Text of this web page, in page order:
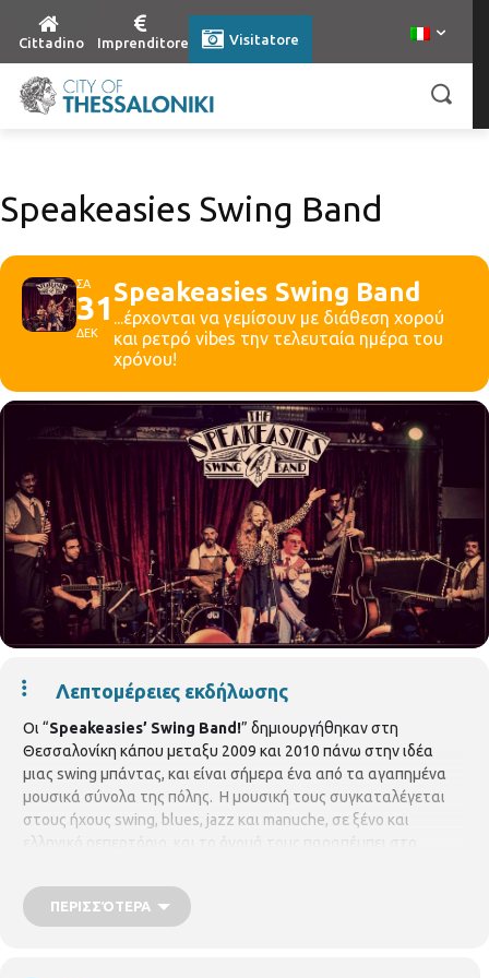
Cittadino Imprenditore Visitatore
Speakeasies Swing Band
ΣΑ
31
ΔΕΚ
Speakeasies Swing Band
...έρχονται να γεμίσουν με διάθεση χορού
και ρετρό vibes την τελευταία ημέρα του
χρόνου!
Λεπτομέρειες εκδήλωσης
Οι “Speakeasies’ Swing Band!” δημιουργήθηκαν στη
Θεσσαλονίκη κάπου μεταξυ 2009 και 2010 πάνω στην ιδέα
μιας swing μπάντας, και είναι σήμερα ένα από τα αγαπημένα
μουσικά σύνολα της πόλης. Η μουσική τους συγκαταλέγεται
στους ήχους swing, blues, jazz και manuche, σε ξένο και
ελληνικό ρεπερτόριο, και το όνομά τους παραπέμπει στο
του ’20 και τα δεκάδες παράνομα (
για να προμηθεύσουν με αλκοόλ την πλειοψηφία των πολιτών
ΠΕΡΙΣΣΌΤΕΡΑ